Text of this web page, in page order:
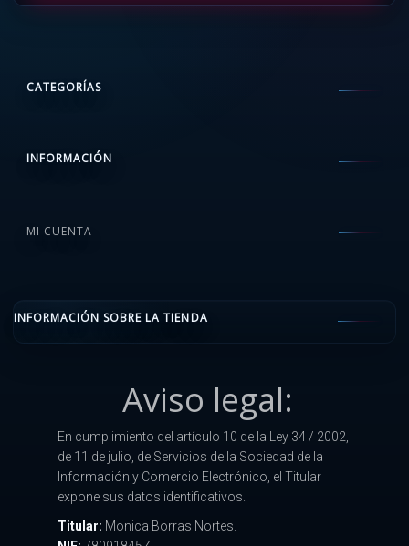
CATEGORÍAS
INFORMACIÓN
MI CUENTA
INFORMACIÓN SOBRE LA TIENDA
Aviso legal:
En cumplimiento del artículo 10 de la Ley 34 / 2002,
de 11 de julio, de Servicios de la Sociedad de la
Información y Comercio Electrónico, el Titular
expone sus datos identificativos.
Titular: Monica Borras Nortes.